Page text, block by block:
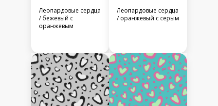
Леопардовые сердца
/ бежевый с
оранжевым
Леопардовые сердца
/ оранжевый с серым